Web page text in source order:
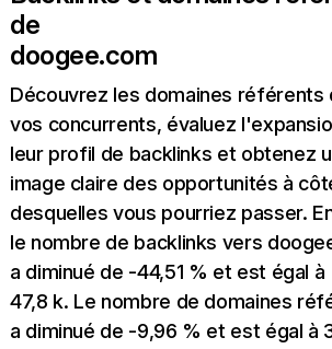
de
doogee.com
Découvrez les domaines référents
vos concurrents, évaluez
leur profil de backlinks et obtenez
image claire des opportunités à
desquelles vous pourriez passer.
le nombre de backlinks vers
a diminué de -44,51 % et est égal à
47,8 k. Le nombre de domaines
a diminué de -9,96 % et est égal à